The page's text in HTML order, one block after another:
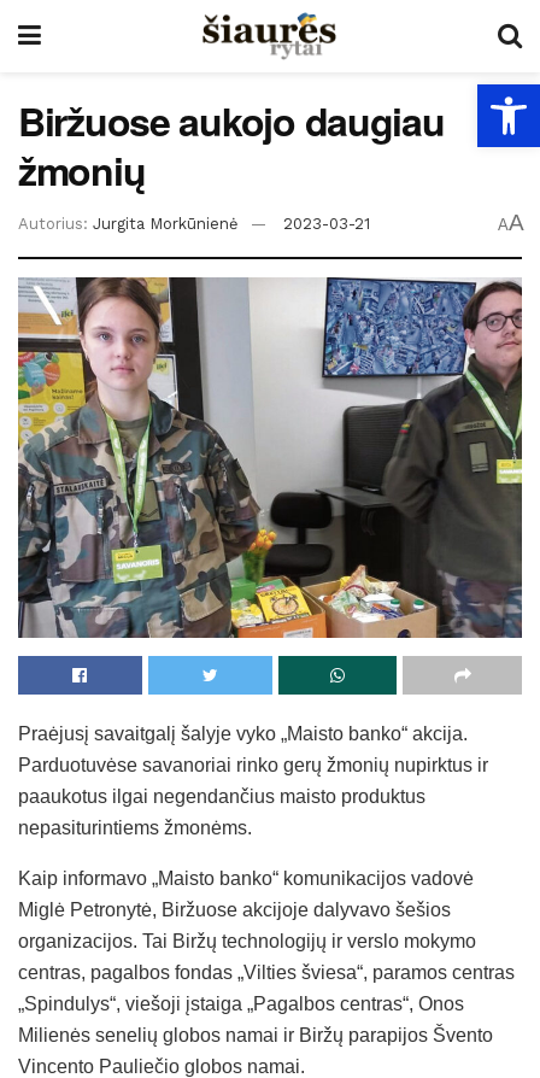
Biržuose aukojo daugiau
žmonių
Autorius: Jurgita Morkūnienė 2023-03-21 AA
Praėjusį savaitgalį šalyje vyko „Maisto banko“ akcija.
Parduotuvėse savanoriai rinko gerų žmonių nupirktus ir
paaukotus ilgai negendančius maisto produktus
nepasiturintiems žmonėms.
Kaip informavo „Maisto banko“ komunikacijos vadovė
Miglė Petronytė, Biržuose akcijoje dalyvavo šešios
organizacijos. Tai Biržų technologijų ir verslo mokymo
centras, pagalbos fondas „Vilties šviesa“, paramos centras
„Spindulys“, viešoji įstaiga „Pagalbos centras“, Onos
Milienės senelių globos namai ir Biržų parapijos Švento
Vincento Pauliečio globos namai.